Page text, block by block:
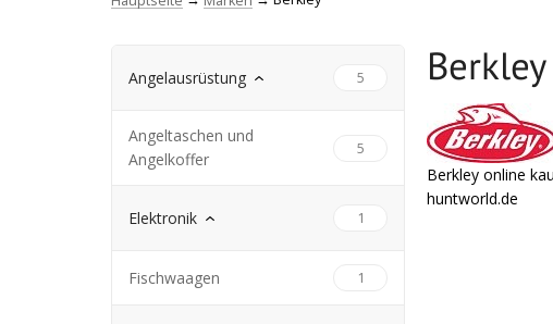
Angelausrüstung 5
Angeltaschen und
Angelkoffer
5
Elektronik 1
Fischwaagen 1
Berkley
Berkley online
huntworld.de